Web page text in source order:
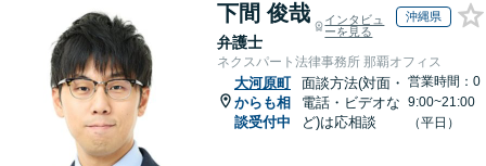
下間 俊哉
弁護士
インタビュ
ーを見る
沖縄県
ネクスパート法律事務所 那覇オフィス
大河原町
からも相
談受付中
面談方法(対面・
電話・ビデオな
ど)は応相談
営業時間：0
9:00~21:00
（平日）